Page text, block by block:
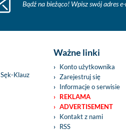
Bądź na bieżąco! Wpisz swój adres
Klauz
Ważne linki
Konto użytkownika
Zarejestruj się
Informacje o serwisie
REKLAMA
ADVERTISEMENT
Kontakt z nami
RSS